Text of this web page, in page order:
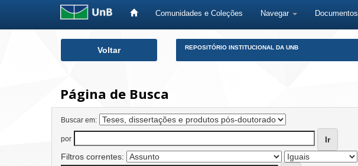
Comunidades e Coleções Navegar Documentos
Voltar REPOSITÓRIO INSTITUCIONAL DA UNB
Página de Busca
Buscar em:
por
Filtros correntes: